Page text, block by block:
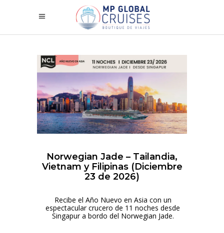
Norwegian Jade – Tailandia,
Vietnam y Filipinas (Diciembre
23 de 2026)
Recibe el Año Nuevo en Asia con un
espectacular crucero de 11 noches desde
Singapur a bordo del Norwegian Jade.